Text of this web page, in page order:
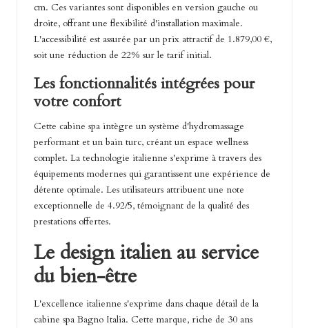
cm. Ces variantes sont disponibles en version gauche ou
droite, offrant une flexibilité d'installation maximale.
L'accessibilité est assurée par un prix attractif de 1.879,00 €,
soit une réduction de 22% sur le tarif initial.
Les fonctionnalités intégrées pour
votre confort
Cette cabine spa intègre un système d'hydromassage
performant et un bain turc, créant un espace wellness
complet. La technologie italienne s'exprime à travers des
équipements modernes qui garantissent une expérience de
détente optimale. Les utilisateurs attribuent une note
exceptionnelle de 4.92/5, témoignant de la qualité des
prestations offertes.
Le design italien au service
du bien-être
L'excellence italienne s'exprime dans chaque détail de la
cabine spa Bagno Italia. Cette marque, riche de 30 ans